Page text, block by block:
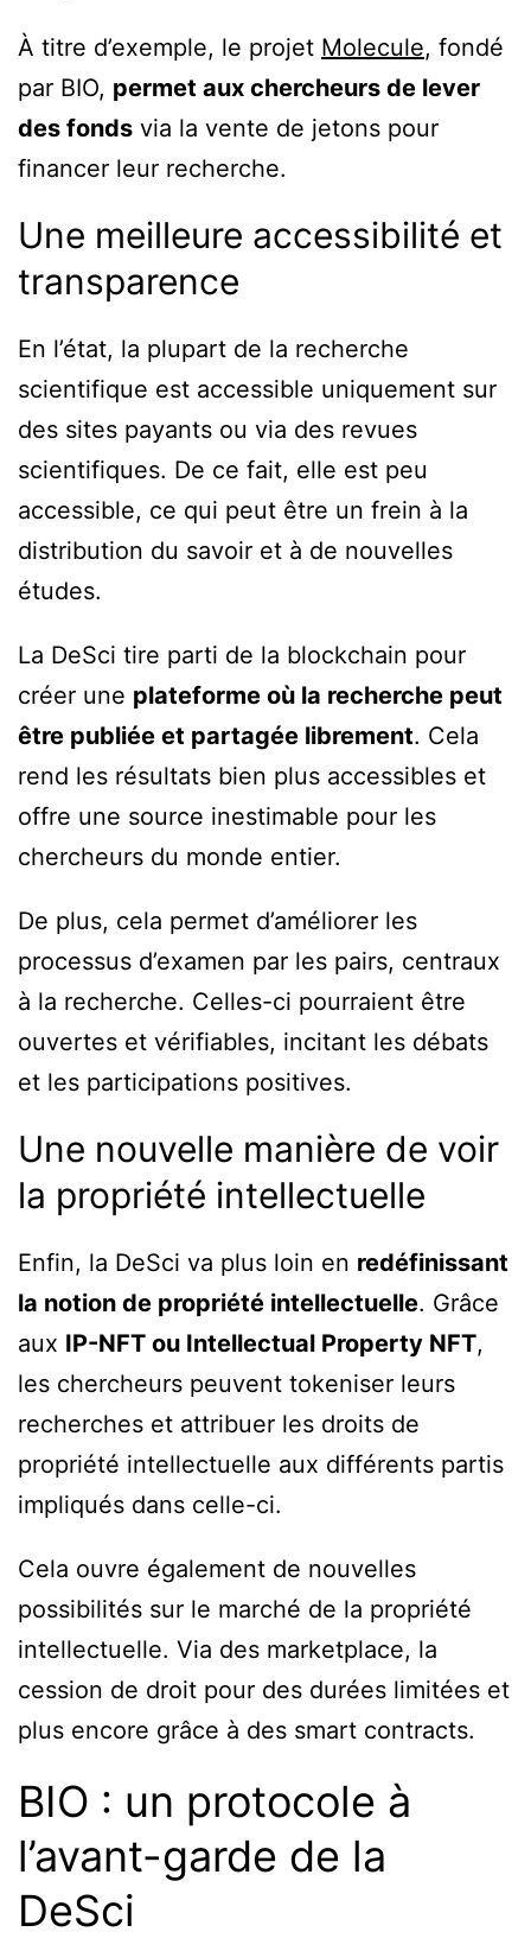
À titre d’exemple, le projet Molecule, fondé
par BIO, permet aux chercheurs de lever
des fonds via la vente de jetons pour
financer leur recherche.
Une meilleure accessibilité et
transparence
En l’état, la plupart de la recherche
scientifique est accessible uniquement sur
des sites payants ou via des revues
scientifiques. De ce fait, elle est peu
accessible, ce qui peut être un frein à la
distribution du savoir et à de nouvelles
études.
La DeSci tire parti de la blockchain pour
créer une plateforme où la recherche peut
être publiée et partagée librement. Cela
rend les résultats bien plus accessibles et
offre une source inestimable pour les
chercheurs du monde entier.
De plus, cela permet d’améliorer les
processus d’examen par les pairs, centraux
à la recherche. Celles-ci pourraient être
ouvertes et vérifiables, incitant les débats
et les participations positives.
Une nouvelle manière de voir
la propriété intellectuelle
Enfin, la DeSci va plus loin en redéfinissant
la notion de propriété intellectuelle. Grâce
aux IP-NFT ou Intellectual Property NFT,
les chercheurs peuvent tokeniser leurs
recherches et attribuer les droits de
propriété intellectuelle aux différents partis
impliqués dans celle-ci.
Cela ouvre également de nouvelles
possibilités sur le marché de la propriété
intellectuelle. Via des marketplace, la
cession de droit pour des durées limitées et
plus encore grâce à des smart contracts.
BIO : un protocole à
l’avant-garde de la
DeSci